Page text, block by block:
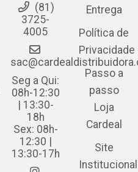
(81)
3725-
4005
Seg a Qui:
08h-12:30
| 13:30-
18h
Sex: 08h-
12:30 |
13:30-17h
Entrega
Política de
Privacidade
Passo a
passo
Loja
Cardeal
Site
Institucional